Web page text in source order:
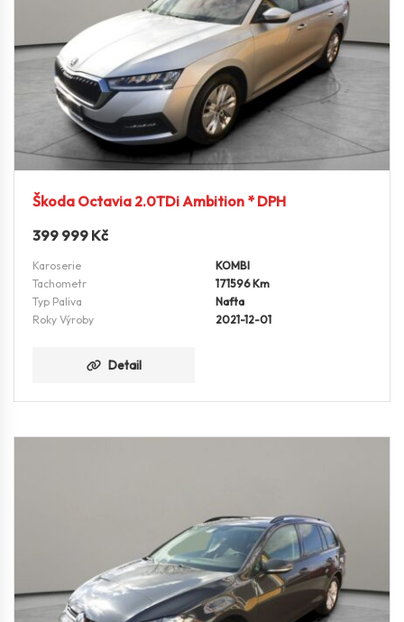
Škoda Octavia 2.0TDi Ambition * DPH
399 999 Kč
Karoserie
KOMBI
Tachometr
171596 Km
Typ Paliva
Nafta
Roky Výroby
2021-12-01
Detail